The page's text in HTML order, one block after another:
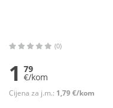
(0)
1 79
€/kom
Cijena za j.m.: 1,79 €/kom